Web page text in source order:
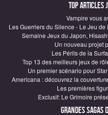
Top articles
Vampire vous
Les Guerriers du Silence - Le Jeu
Semaine Jeux du Japon,
Un nouveau projet
Les Périls de la
Top 13 des meilleurs jeux de
Un premier scénario pour
Americana : découvrez la
Les premières
Exclusif: Le Grimoire
Grandes sagas